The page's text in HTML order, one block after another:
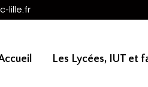
lille.fr
Les Lycées, IUT et